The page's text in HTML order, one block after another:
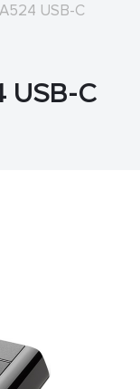
USB-C
USB-C